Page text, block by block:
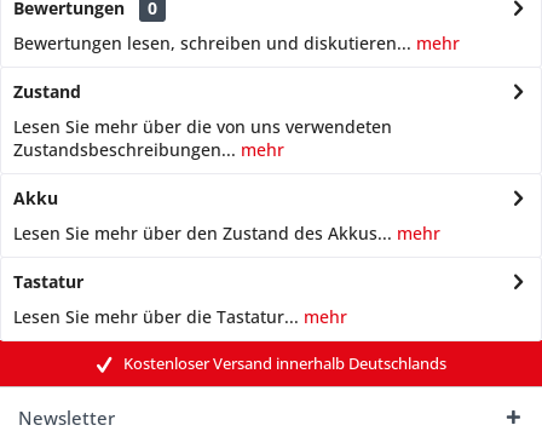
Bewertungen
0
Bewertungen lesen, schreiben und diskutieren... mehr
Zustand
Lesen Sie mehr über die von uns verwendeten
Zustandsbeschreibungen... mehr
Akku
Lesen Sie mehr über den Zustand des Akkus... mehr
Tastatur
Lesen Sie mehr über die Tastatur... mehr
Kostenloser Versand innerhalb Deutschlands
Newsletter